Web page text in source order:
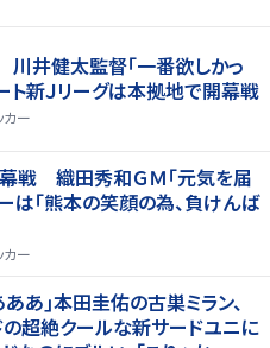
川井健太監督「一番欲しかっ
ト新Ｊリーグは本拠地で開幕戦
カー
幕戦 織田秀和ＧＭ「元気を届
は「熊本の笑顔の為、負けんば
カー
ああ｣本田圭佑の古巣ミラン、
超絶クールな新サードユニに